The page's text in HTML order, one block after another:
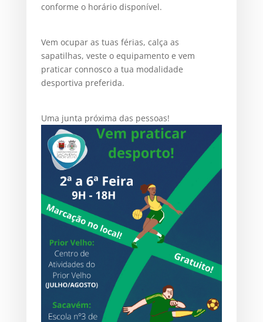
conforme o horário disponível.
Vem ocupar as tuas férias, calça as
sapatilhas, veste o equipamento e vem
praticar connosco a tua modalidade
desportiva preferida.
Uma junta próxima das pessoas!